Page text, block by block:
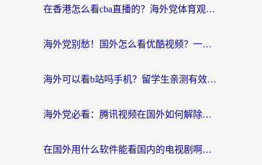
在香港怎么看cba直播的？海外党体育观赛终极指南：告别版权限制，畅享中文解说
海外党别愁！国外怎么看优酷视频？一招解决追剧、看直播难题
海外可以看b站吗手机？留学生亲测有效的回国加速指南
海外党必看：腾讯视频在国外如何解除地域限制？附优酷咪咕使用指南
在国外用什么软件能看国内的电视剧啊？留学生亲测有效的回国加速方案